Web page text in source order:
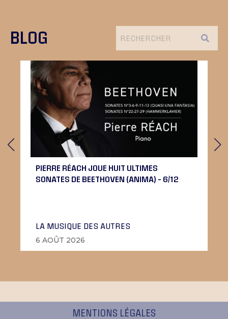
BLOG
PIERRE RÉACH JOUE HUIT ULTIMES
SONATES DE BEETHOVEN (ANIMA) – 6/12
LA MUSIQUE DES AUTRES
6 AOÛT 2026
MENTIONS LÉGALES